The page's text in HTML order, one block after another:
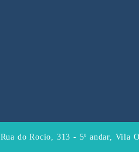
Rua do Rocio, 313 - 5º andar, Vila